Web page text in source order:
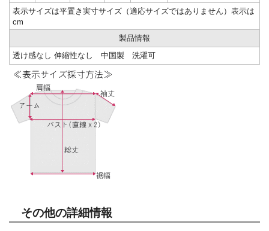
表示サイズは平置き実寸サイズ（適応サイズではありません）表示は
cm
製品情報
透け感なし 伸縮性なし 中国製 洗濯可
その他の詳細情報